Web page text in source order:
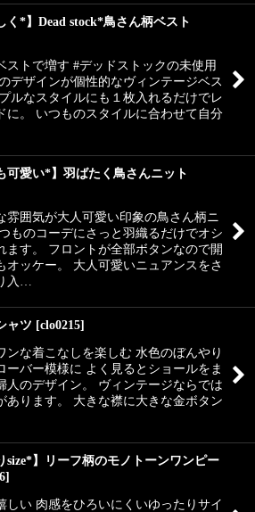
く*】Dead stock*鳥さん柄ベスト
ストで増す #デッドストックの未使用
デザインが個性的なヴィンテージベス
ルなスタイルにも１枚入れるだけでレ
に。 いつものスタイルに合わせて自分
可愛い*】羽ばたく鳥さんニット
雰囲気が大人可愛い印象の鳥さん柄ニ
ものコーデにさっと羽織るだけでオシ
ます。 フロントが全部ボタンなので開
オッケー。 大人可愛いニュアンスをさ
入…
ャツ [clo0215]
ンな着こなしを楽しむ 水色のぼんやり
ーバー模様に よく見るとショールをま
人のデザイン。 ヴィンテージならでは
あります。 大きな襟に大きな金ボタン
size*】リーフ柄のモノトーンワンピー
]
しい 肉感をひろいにくいゆったりサイ